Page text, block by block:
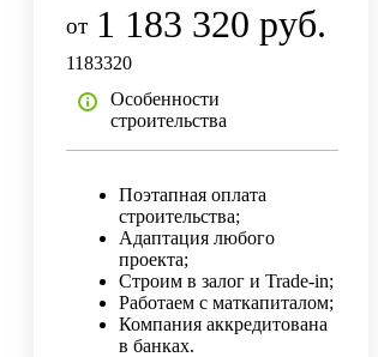
1 183 320 руб.
1183320
Особенности
строительства
Поэтапная оплата
строительства;
Адаптация любого
проекта;
Строим в залог и Trade-in;
Работаем с маткапиталом;
Компания аккредитована
в банках.